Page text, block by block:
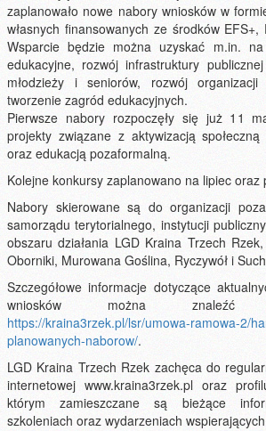
zaplanowało nowe nabory wniosków w
własnych finansowanych ze środków EFS+,
Wsparcie będzie można uzyskać m.in. na
edukacyjne, rozwój infrastruktury
młodzieży i seniorów, rozwój organizacji
tworzenie zagród edukacyjnych.
Pierwsze nabory rozpoczęły się już 11
projekty związane z aktywizacją
oraz edukacją pozaformalną.
Kolejne konkursy zaplanowano na lipiec oraz
Nabory skierowane są do organizacji
samorządu terytorialnego, instytucji
obszaru działania LGD Kraina Trzech
Oborniki, Murowana Goślina, Ryczywół i
Szczegółowe informacje dotyczące
wniosków można
https://kraina3rzek.pl/lsr/umowa-ramowa-2/
planowanych-naborow/.
LGD Kraina Trzech Rzek zachęca do
internetowej www.kraina3rzek.pl oraz
którym zamieszczane są bieżące
szkoleniach oraz wydarzeniach